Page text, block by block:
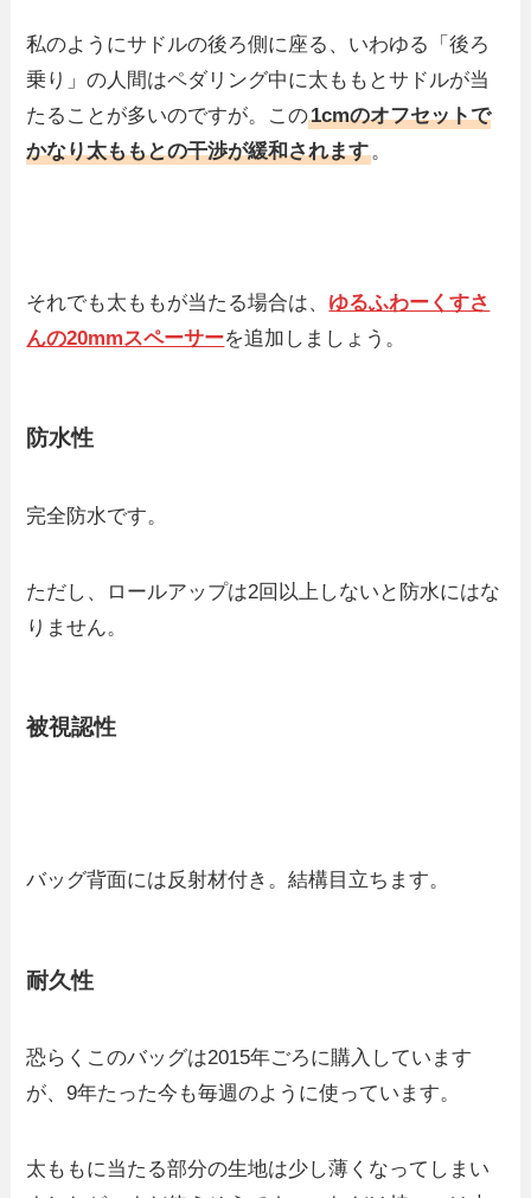
私のようにサドルの後ろ側に座る、いわゆる「後ろ
乗り」の人間はペダリング中に太ももとサドルが当
たることが多いのですが。この1cmのオフセットで
かなり太ももとの干渉が緩和されます。
それでも太ももが当たる場合は、 ゆるふわーくすさ
んの20mmスペーサーを追加しましょう。
防水性
完全防水です。
ただし、ロールアップは2回以上しないと防水にはな
りません。
被視認性
バッグ背面には反射材付き。結構目立ちます。
耐久性
恐らくこのバッグは2015年ごろに購入しています
が、9年たった今も毎週のように使っています。
太ももに当たる部分の生地は少し薄くなってしまい